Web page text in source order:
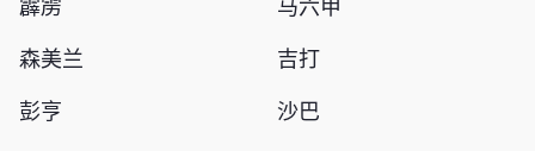
霹雳 马六甲
森美兰 吉打
彭亨 沙巴